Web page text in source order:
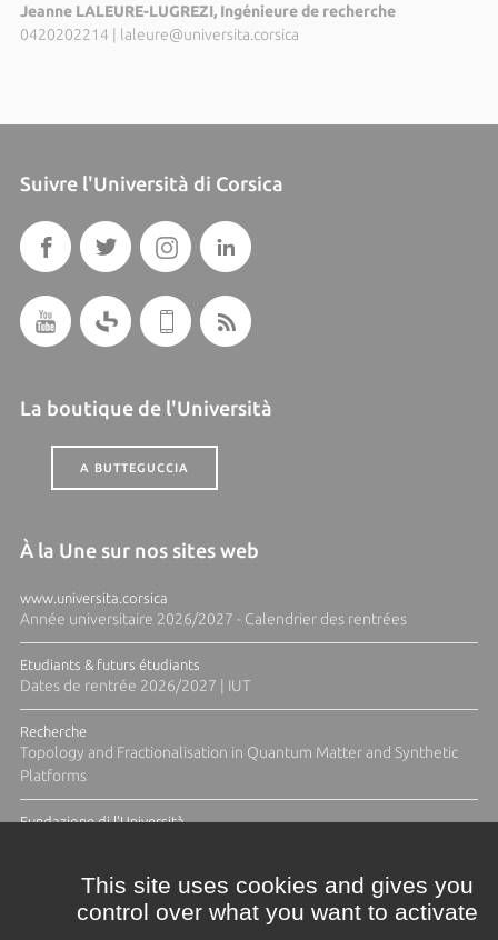
Jeanne LALEURE-LUGREZI, Ingénieure de recherche
0420202214 | laleure@universita.corsica
Suivre l'Università di Corsica
La boutique de l'Università
A BUTTEGUCCIA
À la Une sur nos sites web
www.universita.corsica
Année universitaire 2026/2027 - Calendrier des rentrées
Etudiants & futurs étudiants
Dates de rentrée 2026/2027 | IUT
Recherche
Topology and Fractionalisation in Quantum Matter and Synthetic
Platforms
Fundazione di l'Università
This site uses cookies and gives you
control over what you want to activate